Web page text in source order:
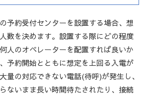
予約受付センターを設置する場合、想
数を決めます。設置する際にどの程度
人のオペレーターを配置すれば良いか
予約開始とともに想定を上回る入電が
量の対応できない電話(待呼)が発生し、
ないまま長い時間待たされたり、接続